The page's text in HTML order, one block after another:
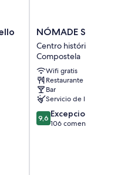
NÓMADE
SANTIAGO
Centro
histórico
de
Santiago
de
Compostela
NÓMADE
Centro histórico de
Compostela
Wifi gratis
Restaurante
Bar
Servicio de limpieza
9.6
sobre
9,6 Excepcional
106 comentarios